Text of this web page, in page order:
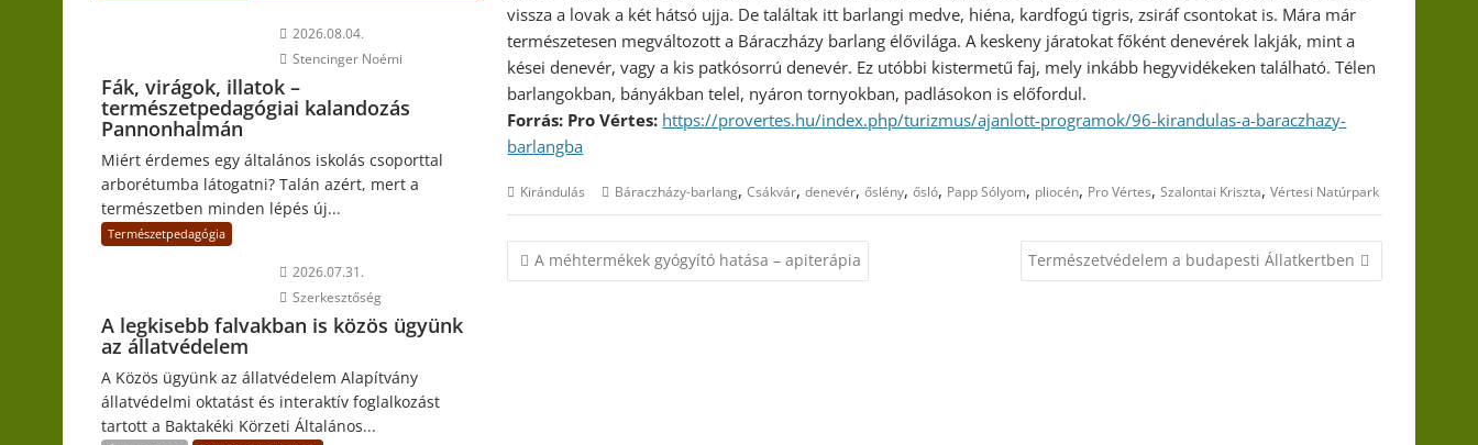
vissza a lovak a két hátsó ujja. De találtak itt barlangi medve, hiéna, kardfogú tigris, zsiráf csontokat is. Mára már
természetesen megváltozott a Báraczházy barlang élővilága. A keskeny járatokat főként denevérek lakják, mint a
kései denevér, vagy a kis patkósorrú denevér. Ez utóbbi kistermetű faj, mely inkább hegyvidékeken található. Télen
barlangokban, bányákban telel, nyáron tornyokban, padlásokon is előfordul.
Forrás: Pro Vértes: https://provertes.hu/index.php/turizmus/ajanlott-programok/96-kirandulas-a-baraczhazy-
barlangba
Kirándulás Báraczházy-barlang,Csákvár,denevér,őslény,ősló, Papp Sólyom, pliocén, Pro Vértes,Szalontai Kriszta,Vértesi Natúrpark
Bejegyzés
navigáció
A méhtermékek gyógyító hatása – apiterápia Természetvédelem a budapesti Állatkertben
2026.08.04.
Stencinger Noémi
Fák, virágok, illatok –
természetpedagógiai kalandozás
Pannonhalmán
Miért érdemes egy általános iskolás csoporttal
arborétumba látogatni? Talán azért, mert a
természetben minden lépés új...
Természetpedagógia
2026.07.31.
Szerkesztőség
A legkisebb falvakban is közös ügyünk
az állatvédelem
A Közös ügyünk az állatvédelem Alapítvány
állatvédelmi oktatást és interaktív foglalkozást
tartott a Baktakéki Körzeti Általános...